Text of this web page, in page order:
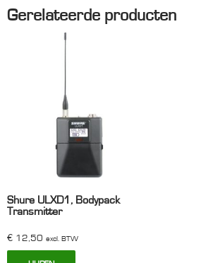
Gerelateerde producten
Shure ULXD1, Bodypack
Transmitter
€ 12,50 excl. BTW